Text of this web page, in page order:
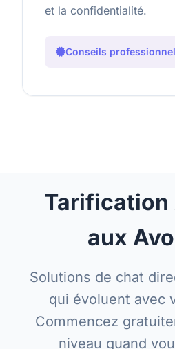
et la confidentialité.
Conseils
Tarification
aux
Solutions de chat
qui évoluent avec
Commencez
niveau quand